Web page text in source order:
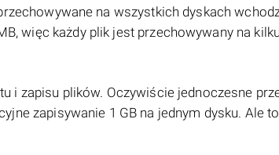
na wszystkich dyskach
więc każdy plik jest przechowywany na
i zapisu plików. Oczywiście jednoczesne
zapisywanie 1 GB na jednym dysku. Ale